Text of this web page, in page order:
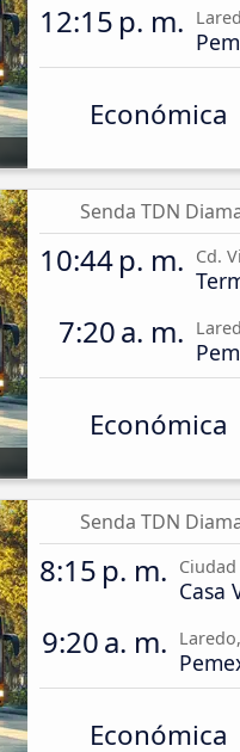
12:15 p. m.
Económica
Senda TDN
10:44 p. m. Cd.
7:20 a. m.
Económica
Senda TDN
8:15 p. m. Ciudad
Casa
9:20 a. m.
Económica